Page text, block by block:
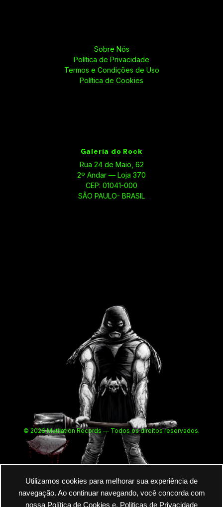
Utilizamos cookies para melhorar sua experiência de
navegação. Ao continuar navegando, você concorda com
nossa Política de Cookies e. Politicas de Privacidade
Sobre Nós
Política de Privacidade
Termos e Condições de Uso
Política de Cookies
Galeria do Rock
Rua 24 de Maio, 62
2º Andar — Loja 370
CEP: 01041-000
SÃO PAULO- BRASIL
© 2026 Mutilation Records — Todos os direitos reservados.